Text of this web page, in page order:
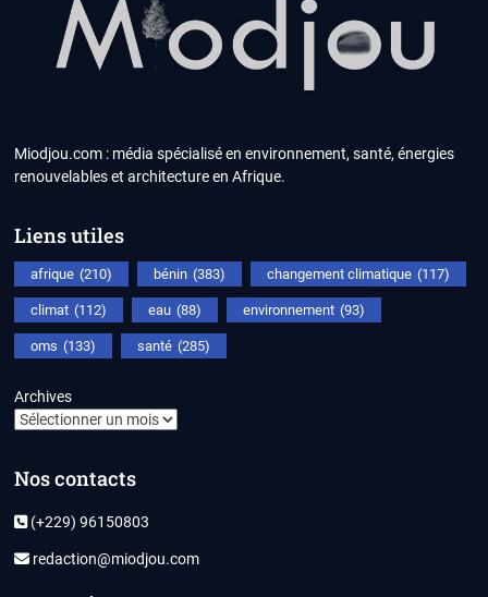
Miodjou.com : média spécialisé en environnement, santé, énergies
renouvelables et architecture en Afrique.
Liens utiles
afrique (210) bénin (383) changement climatique (117)
climat (112) eau (88) environnement (93)
oms (133) santé (285)
Archives
Nos contacts
(+229) 96150803
redaction@miodjou.com